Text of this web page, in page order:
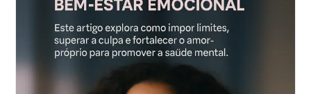
estratégias para redes sociais,
mensagens e o equilíbrio mental
Categoria
do
Desenvolvimento Pesssoal
Comentários
do
0 comentário
Este artigo explora os impactos do uso excessivo de